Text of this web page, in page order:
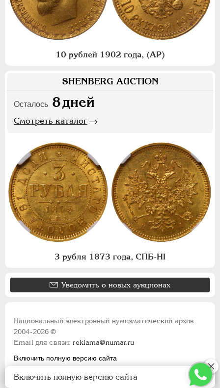
10 рублей 1902 года, (АР)
SHENBERG AUCTION
Осталось 8дней
Смотреть каталог
3 рубля 1873 года, СПБ-НI
Уведомить о новых аукционах
Национальный электронный нумизматический архив
2004-2026 ©
Email для связи:reklama@numar.ru
Включить полную версию сайта
Включить полную версию сайта